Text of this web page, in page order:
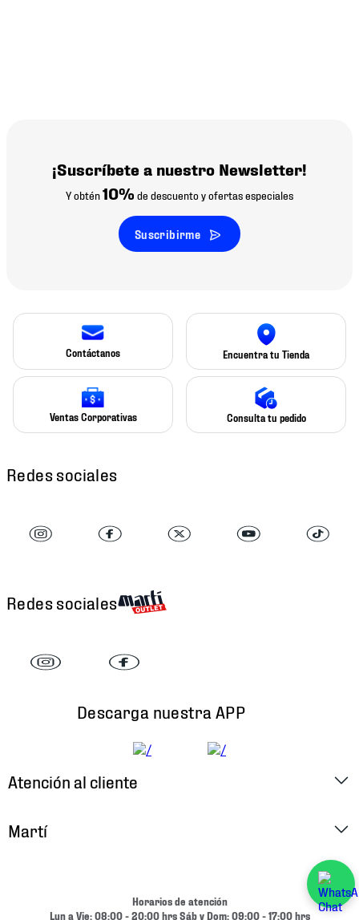
¡Suscríbete a nuestro Newsletter!
Y obtén10% de descuento y ofertas especiales
Suscribirme
Contáctanos Encuentra tu Tienda
Ventas Corporativas Consulta tu pedido
Redes sociales
Redes sociales
Descarga nuestra APP
Atención al cliente
Cambios y Devoluciones
Martí
Horarios de atención
Lun a Vie: 08:00 - 20:00 hrs Sáb y Dom: 09:00 - 17:00 hrs